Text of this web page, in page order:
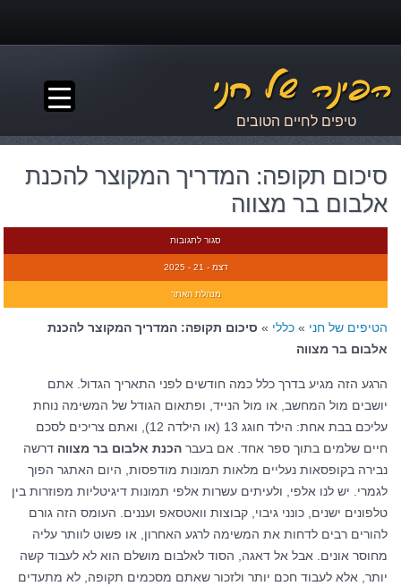
טיפים לחיים הטובים
סיכום תקופה: המדריך המקוצר להכנת
אלבום בר מצווה
סגור לתגובות
דצמ - 21 - 2025
מנהלת האתר
הטיפים של חני » כללי » סיכום תקופה: המדריך המקוצר להכנת
אלבום בר מצווה
הרגע הזה מגיע בדרך כלל כמה חודשים לפני התאריך הגדול. אתם
יושבים מול המחשב, או מול הנייד, ופתאום הגודל של המשימה נוחת
עליכם בבת אחת: הילד חוגג 13 (או הילדה 12), ואתם צריכים לסכם
חיים שלמים בתוך ספר אחד. אם בעבר הכנת אלבום בר מצווה דרשה
נבירה בקופסאות נעליים מלאות תמונות מודפסות, היום האתגר הפוך
לגמרי. יש לנו אלפי, ולעיתים עשרות אלפי תמונות דיגיטליות מפוזרות בין
טלפונים ישנים, כונני גיבוי, קבוצות וואטסאפ ועננים. העומס הזה גורם
להורים רבים לדחות את המשימה לרגע האחרון, או פשוט לוותר עליה
מחוסר אונים. אבל אל דאגה, הסוד לאלבום מושלם הוא לא לעבוד קשה
יותר, אלא לעבוד חכם יותר ולזכור שאתם מסכמים תקופה, לא מתעדים